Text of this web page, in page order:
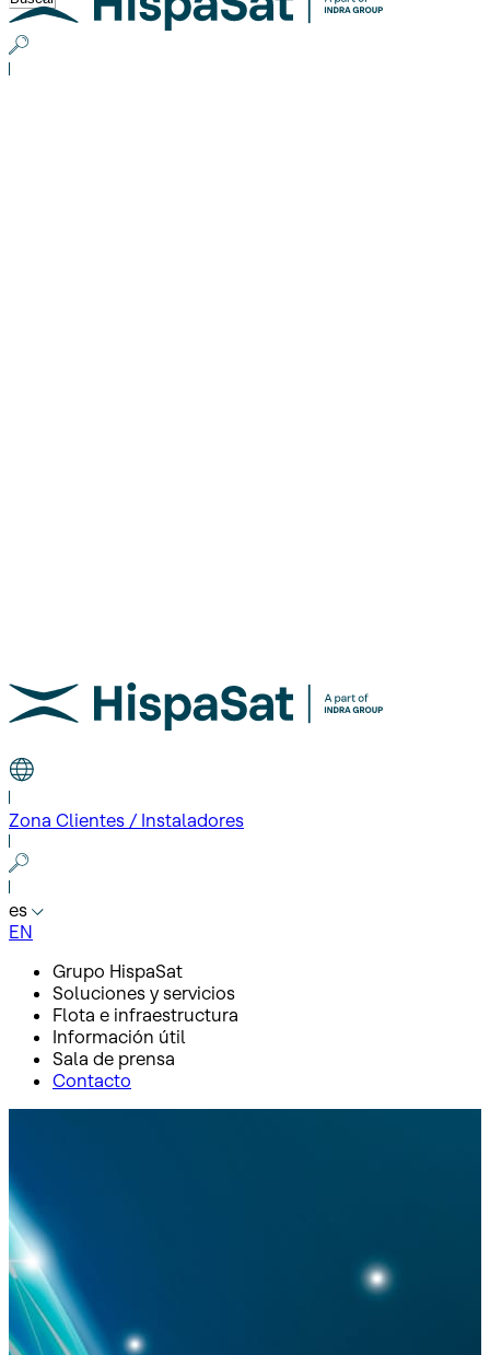
Zona Clientes / Instaladores
es
EN
Grupo HispaSat
Soluciones y servicios
Flota e infraestructura
Información útil
Sala de prensa
Contacto
HispaSat 74W-1